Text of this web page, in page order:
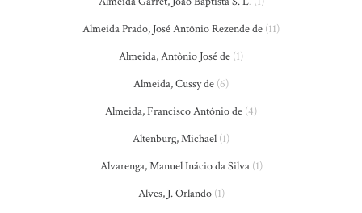
Almeida Prado, José Antônio Rezende de (11)
Almeida, Antônio José de (1)
Almeida, Cussy de (6)
Almeida, Francisco António de (4)
Altenburg, Michael (1)
Alvarenga, Manuel Inácio da Silva(1)
Alves, J. Orlando(1)